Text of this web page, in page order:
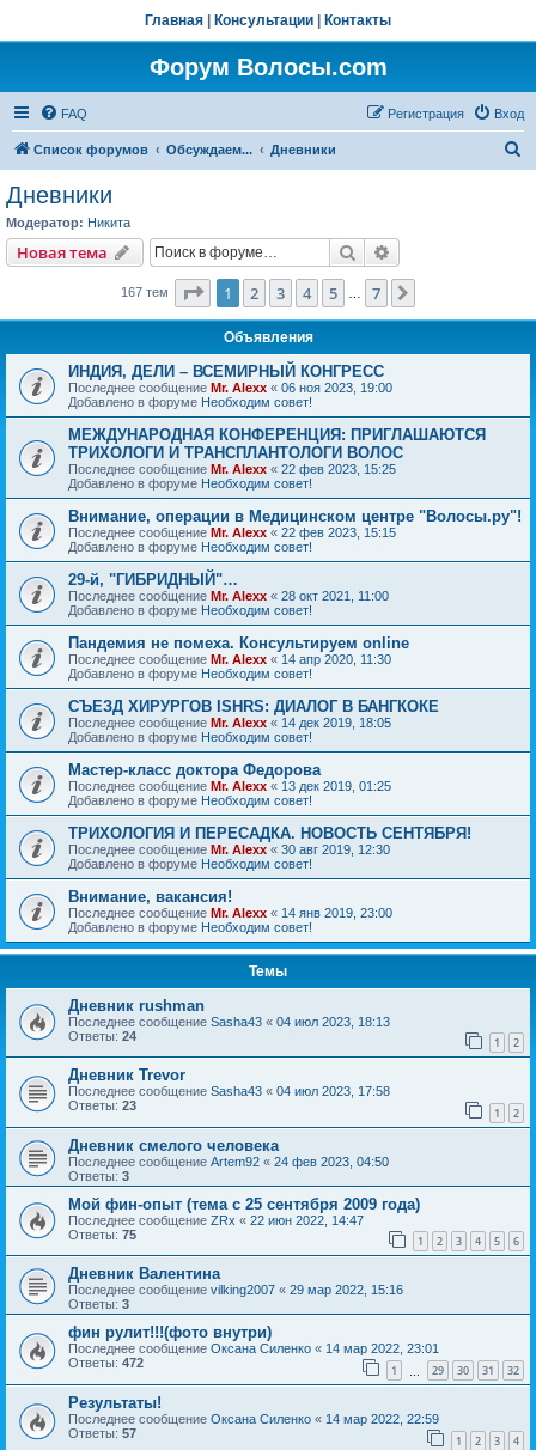
Главная Консультации Контакты
Форум Волосы.com
FAQ Вход
Регистрация
Список форумов Обсуждаем... Дневники
Дневники
Модератор: Hикита
Новая тема Поиск
167 тем Страница из
1 2 3 4 5 7
Объявления
ИНДИЯ, ДЕЛИ – ВСЕМИРНЫЙ КОНГРЕСС
Последнее сообщение Mr. Alexx « 06 ноя 2023, 19:00
Добавлено в форуме Необходим совет!
МЕЖДУНАРОДНАЯ КОНФЕРЕНЦИЯ: ПРИГЛАШАЮТСЯ
ТРИХОЛОГИ И ТРАНСПЛАНТОЛОГИ ВОЛОС
Последнее сообщение Mr. Alexx « 22 фев 2023, 15:25
Добавлено в форуме Необходим совет!
Внимание, операции в Медицинском центре "Волосы.ру"!
Последнее сообщение Mr. Alexx « 22 фев 2023, 15:15
Добавлено в форуме Необходим совет!
29-й, "ГИБРИДНЫЙ"…
Последнее сообщение Mr. Alexx « 28 окт 2021, 11:00
Добавлено в форуме Необходим совет!
Пандемия не помеха. Консультируем online
Последнее сообщение Mr. Alexx « 14 апр 2020, 11:30
Добавлено в форуме Необходим совет!
СЪЕЗД ХИРУРГОВ ISHRS: ДИАЛОГ В БАНГКОКЕ
Последнее сообщение Mr. Alexx « 14 дек 2019, 18:05
Добавлено в форуме Необходим совет!
Мастер-класс доктора Федорова
Последнее сообщение Mr. Alexx « 13 дек 2019, 01:25
Добавлено в форуме Необходим совет!
ТРИХОЛОГИЯ И ПЕРЕСАДКА. НОВОСТЬ СЕНТЯБРЯ!
Последнее сообщение Mr. Alexx « 30 авг 2019, 12:30
Добавлено в форуме Необходим совет!
Внимание, вакансия!
Последнее сообщение Mr. Alexx « 14 янв 2019, 23:00
Добавлено в форуме Необходим совет!
Темы
Дневник rushman
Последнее сообщение Sasha43 « 04 июл 2023, 18:13
Ответы: 24 1 2
Дневник Trevor
Последнее сообщение Sasha43 « 04 июл 2023, 17:58
Ответы: 23 1 2
Дневник смелого человека
Последнее сообщение Artem92 « 24 фев 2023, 04:50
Ответы: 3
Мой фин-опыт (тема с 25 сентября 2009 года)
Последнее сообщение ZRx « 22 июн 2022, 14:47
Ответы: 75 1 2 3 4 5 6
Дневник Валентина
Последнее сообщение vilking2007 « 29 мар 2022, 15:16
Ответы: 3
фин рулит!!!(фото внутри)
Последнее сообщение Оксана Силенко « 14 мар 2022, 23:01
Ответы: 472 1 29 30 31 32
Результаты!
Последнее сообщение Оксана Силенко « 14 мар 2022, 22:59
Ответы: 57 1 2 3 4